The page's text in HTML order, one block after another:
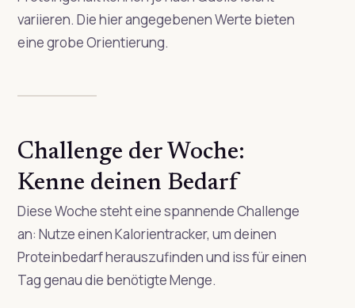
variieren. Die hier angegebenen Werte bieten
eine grobe Orientierung.
Challenge der Woche:
Kenne deinen Bedarf
Diese Woche steht eine spannende Challenge
an: Nutze einen Kalorientracker, um deinen
Proteinbedarf herauszufinden und iss für einen
Tag genau die benötigte Menge.